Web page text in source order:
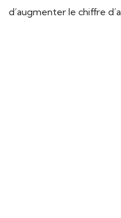
d’augmenter le chiffre